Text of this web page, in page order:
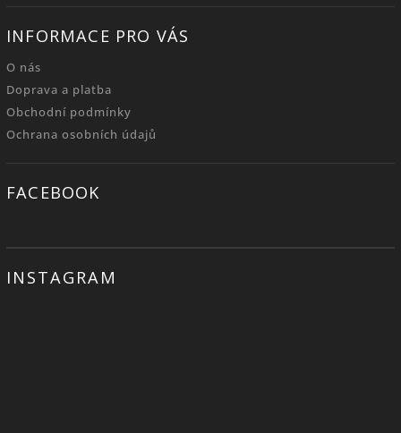
INFORMACE PRO VÁS
O nás
Doprava a platba
Obchodní podmínky
Ochrana osobních údajů
FACEBOOK
INSTAGRAM